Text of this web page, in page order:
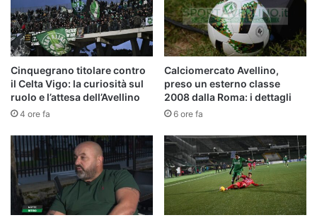
Cinquegrano titolare contro
il Celta Vigo: la curiosità sul
ruolo e l’attesa dell’Avellino
4 ore fa
Calciomercato Avellino,
preso un esterno classe
2008 dalla Roma: i dettagli
6 ore fa